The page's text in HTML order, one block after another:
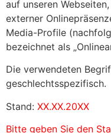
auf unseren
externer
Media-Profile
bezeichnet als
Die verwendeten
geschlechtsspezifisch.
Stand: XX.XX.20XX
Bitte geben Sie den